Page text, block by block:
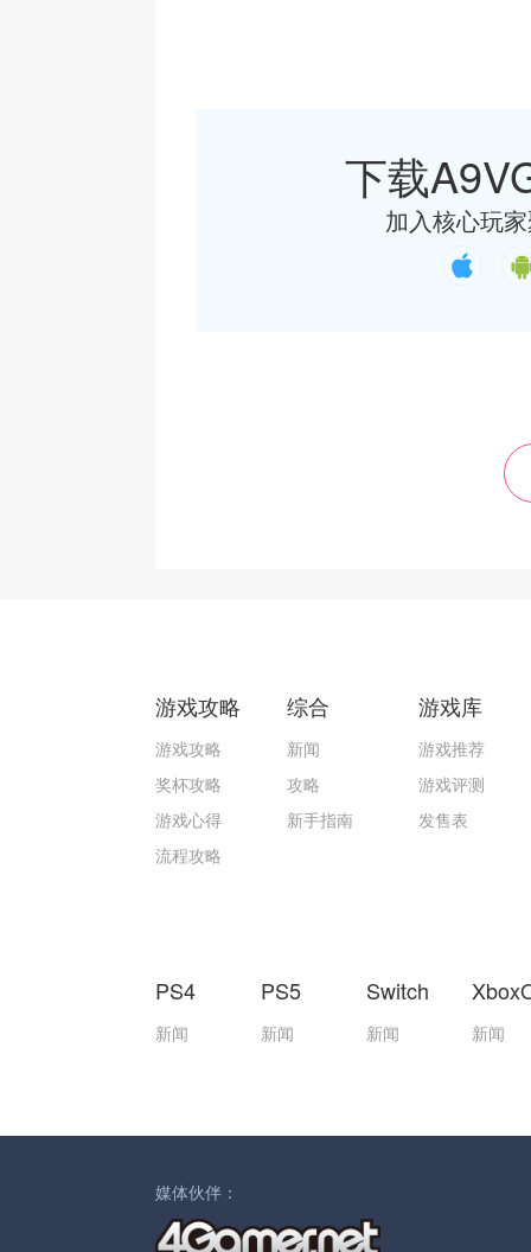
下载
加入核心玩
游戏攻略
游戏攻略
奖杯攻略
游戏心得
流程攻略
综合
新闻
攻略
新手指南
游戏库
游戏推荐
游戏评测
发售表
PS4
新闻
PS5
新闻
Switch
新闻 新闻
媒体伙伴：